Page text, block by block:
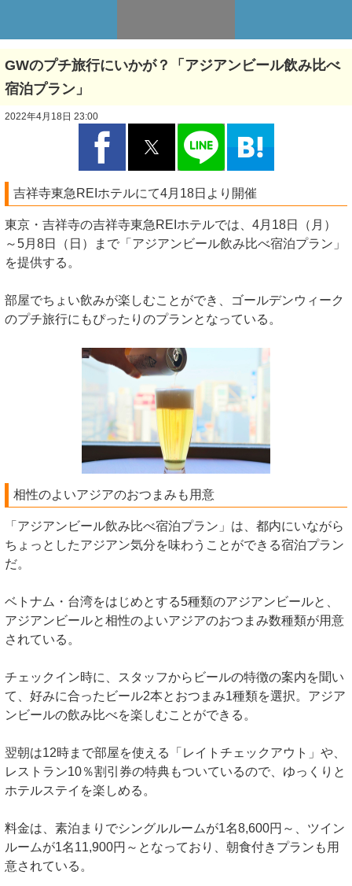
GWのプチ旅行にいかが？「アジアンビール飲み比べ
宿泊プラン」
2022年4月18日 23:00
吉祥寺東急REIホテルにて4月18日より開催
東京・吉祥寺の吉祥寺東急REIホテルでは、4月18日（月）
～5月8日（日）まで「アジアンビール飲み比べ宿泊プラン」
を提供する。
部屋でちょい飲みが楽しむことができ、ゴールデンウィーク
のプチ旅行にもぴったりのプランとなっている。
相性のよいアジアのおつまみも用意
「アジアンビール飲み比べ宿泊プラン」は、都内にいながら
ちょっとしたアジアン気分を味わうことができる宿泊プラン
だ。
ベトナム・台湾をはじめとする5種類のアジアンビールと、
アジアンビールと相性のよいアジアのおつまみ数種類が用意
されている。
チェックイン時に、スタッフからビールの特徴の案内を聞い
て、好みに合ったビール2本とおつまみ1種類を選択。アジア
ンビールの飲み比べを楽しむことができる。
翌朝は12時まで部屋を使える「レイトチェックアウト」や、
レストラン10％割引券の特典もついているので、ゆっくりと
ホテルステイを楽しめる。
料金は、素泊まりでシングルルームが1名8,600円～、ツイン
ルームが1名11,900円～となっており、朝食付きプランも用
意されている。